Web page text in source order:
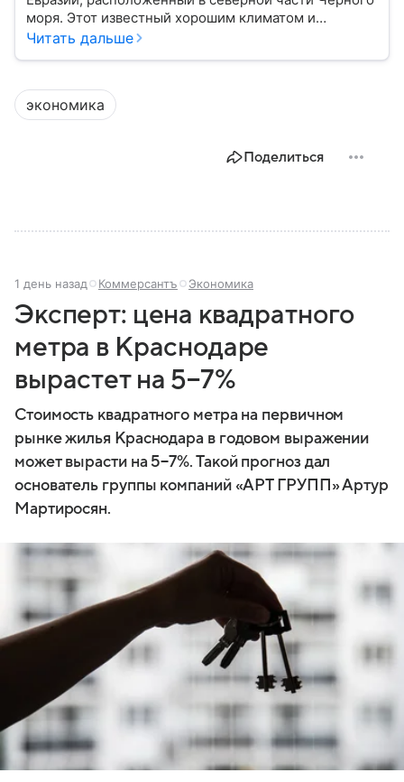
моря. Этот известный хорошим климатом и
красивой природой регион имеет также огромное
государства к другому, а его географическое
положение сделало полуостров ключевой точкой
по контролю Черного моря.
Читать дальше
экономика
Поделиться
1 день назад Коммерсантъ Экономика
Эксперт: цена квадратного
метра в Краснодаре
вырастет на 5−7%
Стоимость квадратного метра на первичном
рынке жилья Краснодара в годовом выражении
может вырасти на 5−7%. Такой прогноз дал
основатель группы компаний «АРТ ГРУПП» Артур
Мартиросян.